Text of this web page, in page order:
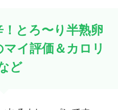
！とろ〜り半熟卵
イ評価＆カロリ
ど